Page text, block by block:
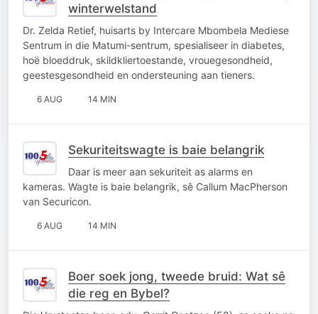
winterwelstand
Dr. Zelda Retief, huisarts by Intercare Mbombela Mediese
Sentrum in die Matumi-sentrum, spesialiseer in diabetes,
hoë bloeddruk, skildkliertoestande, vrouegesondheid,
geestesgesondheid en ondersteuning aan tieners.
6 AUG 14 MIN
Sekuriteitswagte is baie belangrik
Daar is meer aan sekuriteit as alarms en
kameras. Wagte is baie belangrik, sê Callum MacPherson
van Securicon.
6 AUG 14 MIN
Boer soek jong, tweede bruid: Wat sê
die reg en Bybel?